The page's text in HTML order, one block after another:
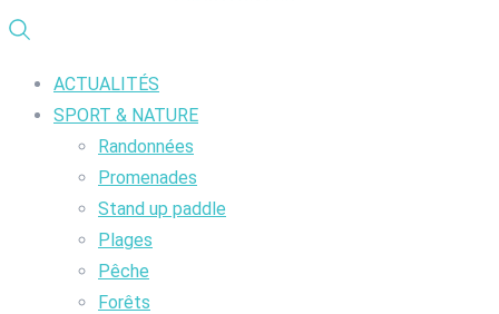
ACTUALITÉS
SPORT & NATURE
Randonnées
Promenades
Stand up paddle
Plages
Pêche
Forêts